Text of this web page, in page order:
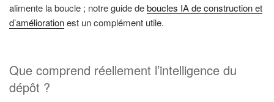
alimente la boucle ; notre guide deboucles IA de construction et
d’améliorationest un complément utile.
Que comprend réellement l’intelligence du
dépôt ?